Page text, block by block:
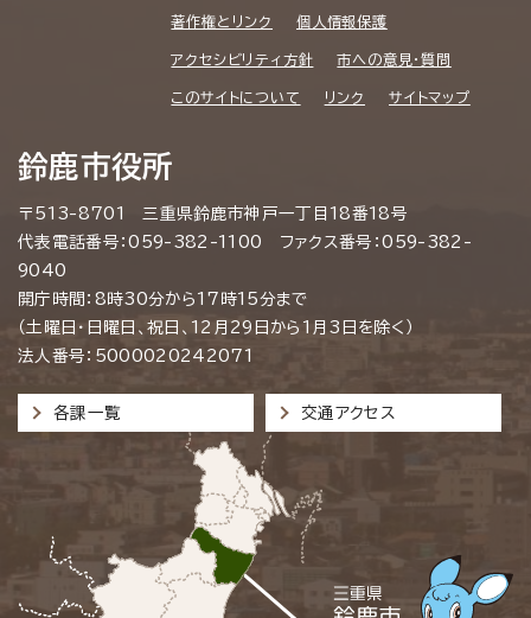
著作権とリンク 個人情報保護
アクセシビリティ方針 市への意見・質問
このサイトについて リンク サイトマップ
鈴鹿市役所
〒513-8701 三重県鈴鹿市神戸一丁目18番18号
代表電話番号：059-382-1100 ファクス番号：059-382-
9040
開庁時間：8時30分から17時15分まで
（土曜日・日曜日、祝日、12月29日から1月3日を除く）
法人番号：5000020242071
各課一覧 交通アクセス